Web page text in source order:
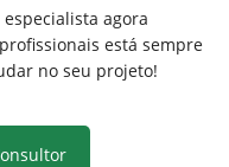
agora
está sempre
no seu projeto!